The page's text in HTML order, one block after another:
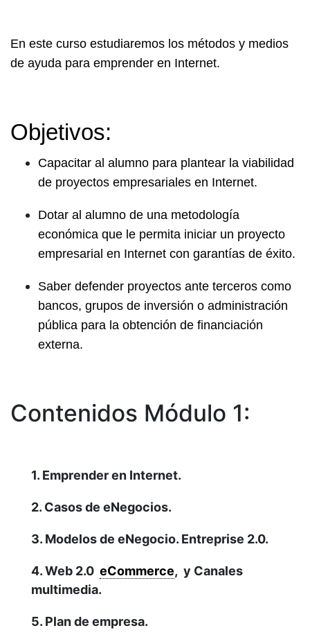
En este curso estudiaremos los métodos y medios
de ayuda para emprender en Internet.
Objetivos:
Capacitar al alumno para plantear la viabilidad
de proyectos empresariales en Internet.
Dotar al alumno de una metodología
económica que le permita iniciar un proyecto
empresarial en Internet con garantías de éxito.
Saber defender proyectos ante terceros como
bancos, grupos de inversión o administración
pública para la obtención de financiación
externa.
Contenidos Módulo 1:
1. Emprender en Internet.
2. Casos de eNegocios.
3. Modelos de eNegocio. Entreprise 2.0.
4. Web 2.0 eCommerce, y Canales
multimedia.
5. Plan de empresa.